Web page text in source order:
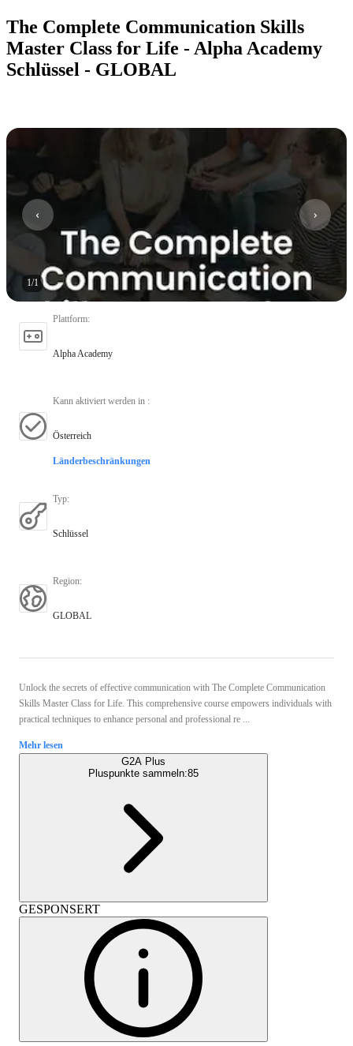
The Complete Communication Skills
Master Class for Life - Alpha Academy
Schlüssel - GLOBAL
1/1
Plattform:
Alpha Academy
Kann aktiviert werden in :
Österreich
Länderbeschränkungen
Typ:
Schlüssel
Region:
GLOBAL
Unlock the secrets of effective communication with The Complete Communication
Skills Master Class for Life. This comprehensive course empowers individuals with
practical techniques to enhance personal and professional re ...
Mehr lesen
G2A Plus
Pluspunkte sammeln:85
GESPONSERT